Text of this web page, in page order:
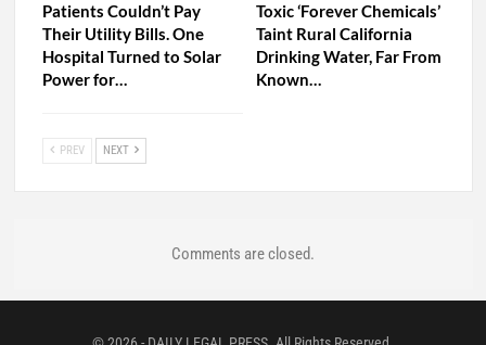
Patients Couldn’t Pay
Their Utility Bills. One
Hospital Turned to Solar
Power for…
Toxic ‘Forever Chemicals’
Taint Rural California
Drinking Water, Far From
Known…
PREV NEXT
Comments are closed.